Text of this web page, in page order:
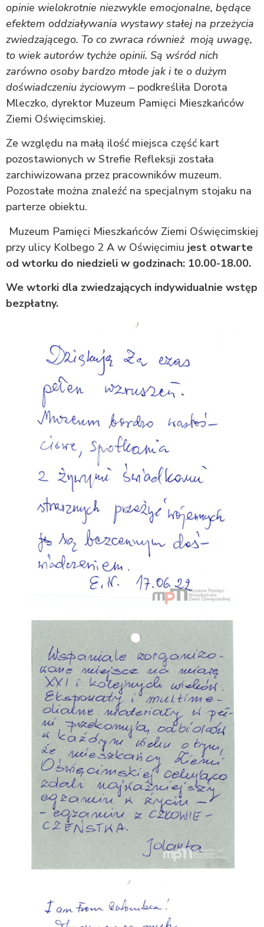
opinie wielokrotnie niezwykle emocjonalne, będące
efektem oddziaływania wystawy stałej na przeżycia
zwiedzającego. To co zwraca również moją uwagę,
to wiek autorów tychże opinii. Są wśród nich
zarówno osoby bardzo młode jak i te o dużym
doświadczeniu życiowym – podkreśliła Dorota
Mleczko, dyrektor Muzeum Pamięci Mieszkańców
Ziemi Oświęcimskiej.
Ze względu na małą ilość miejsca część kart
pozostawionych w Strefie Refleksji została
zarchiwizowana przez pracowników muzeum.
Pozostałe można znaleźć na specjalnym stojaku na
parterze obiektu.
Muzeum Pamięci Mieszkańców Ziemi Oświęcimskiej
przy ulicy Kolbego 2 A w Oświęcimiu jest otwarte
od wtorku do niedzieli w godzinach: 10.00-18.00.
We wtorki dla zwiedzających indywidualnie wstęp
bezpłatny.